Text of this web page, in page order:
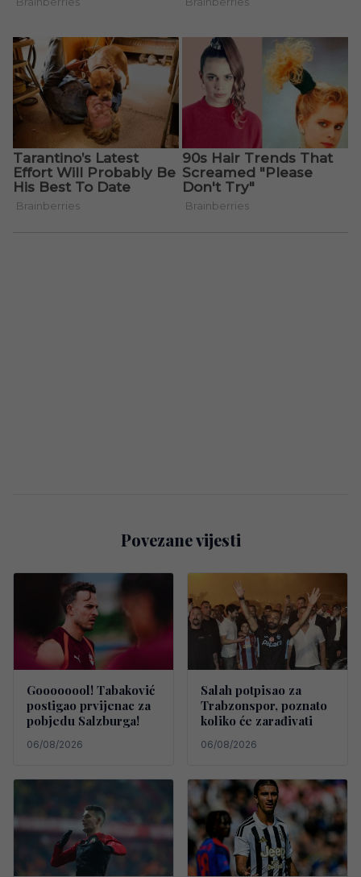
Povezane vijesti
Goooooool! Tabaković
postigao prvijenac za
pobjedu Salzburga!
06/08/2026
Salah potpisao za
Trabzonspor, poznato
koliko će zarađivati
06/08/2026